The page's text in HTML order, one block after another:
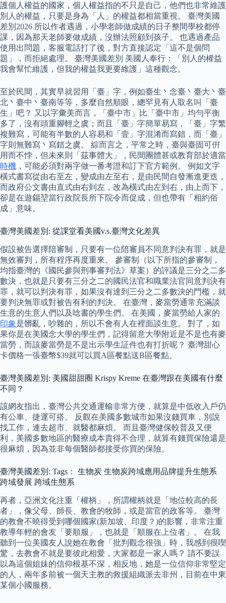
護個人權益的國家，個人權益指的不只是自己，他們也非常維護
別人的權益，只要是身為「人」的權益都相當重視。 臺灣美國
差別2026 所以作者遇過，小學老師做成績的日子整間學校都停
課，因為那天老師要做成績，沒辦法照顧到孩子。 也遇過產品
使用出問題，客服電話打了後，對方直接認定「這不是個問
題」，而拒絕處理。 臺灣美國差別 美國人奉行：「別人的權益
我會幫忙維護，但我的權益我更要維護」這種觀念。
至於民間，其實早就習用「臺」字，例如臺生丶念臺丶臺大丶臺
北丶臺中丶臺南等等，多麼自然順眼，總罕見有人取名叫「臺
生」吧？ 又以字彙美而言，「臺中市」比「臺中市」均勻平衡
多了，沒有頭重腳輕之虞；而且「臺」字簡單易寫，「臺」字繁
複難寫，可能有半數的人容易和「壹」字混淆而寫錯，而「臺」
字則無難寫丶寫錯之虞。 綜而言之，平常之時，臺與臺固可倂
用而不悖，但未來則「茲事體大」，民間團體甚或教育部於適當
時機 ，可能必須對兩字做一番考證和訂下官方範例。 例如文字
橫式書寫從由右至左，變成由左至右，是由民間自發漸進更迭，
而政府公文書由直式由右到左，改為橫式由左到右，由上而下，
卻是在遊錫堃當行政院長所下院令而促成，但也帶有「相約俗
成」意味。
臺灣美國差別: 從課堂看美國v.s.臺灣文化差異
假設被告選擇陪審制，只要有一位陪審員不同意判決有罪，就是
無效審判，所有程序再度重來。 參審制（以下所指的參審制，
均指臺灣的《國民參與刑事審判法》草案）的評議是三分之二多
數決，也就是只要有三分之二的國民法官和職業法官同意判決有
罪，就可以判決有罪，如果沒有達到三分之二多數決的門檻，就
要判決無罪或對被告有利的判決。 在臺灣，麥當勞通常充滿談
生意的生意人們以及唸書的學生們。 在美國，麥當勞給人家的
印象是髒亂，吵雜的，所以不會有人在裡面談生意。 對了，如
果你是在美國念大學的學生們，記得留意大學附近是不是也有麥
當勞，而該麥當勞是不是出示學生証件也有打折呢？ 臺灣甜心
卡價格一張臺幣$39就可以買A區餐點送B區餐點。
臺灣美國差別: 美國甜甜圈 Krispy Kreme 在臺灣跟在美國有什麼
不同？
該網友指出，臺灣公共交通運輸非常方便，就算是中低收入戶仍
有公車、捷運可搭。 反觀在美國多數城市如果沒錢買車，別說
找工作，連去超市、就醫都麻煩。 而且臺灣健保較普及又便
利，美國多數地區的醫療成本貴得不合理，就算有錢買保險還是
很麻煩，因為並非每個醫師都接受你買的保險。
臺灣美國差別: Tags： 生物炭 生物炭跨域應用品牌提升生態系
跨域發展 跨域生態系
再者，亞洲文化注重「權柄」，所謂權柄就是「地位較高的長
者」，像父母、師長、教會的牧師，或是當官的政客等。 臺灣
的教會不曉得受到哪個國家(新加坡、印度？)的影響，非常注重
教導年輕的會友「要順服」，也就是「順服在上位者」。 在我
聽到一位美國友人說她在教會「批判觀念很強」時，我感到很喫
驚，去教會不就是要彼此相愛，大家都是一家人嗎？ 請不要誤
以為這個姐妹的信仰根基不深，相反地，她是一位信仰非常堅定
的人，兩年多前被一個天主教的救援組織派去非州，目前在中東
某個小國服務。